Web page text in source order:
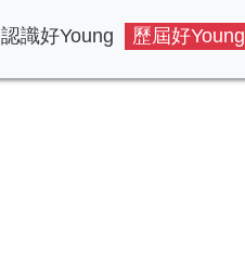
認識好Young 歷屆好Young